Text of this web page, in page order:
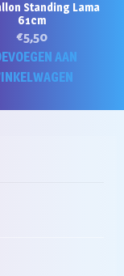
Standing Lama
61cm
€5,50
AAN